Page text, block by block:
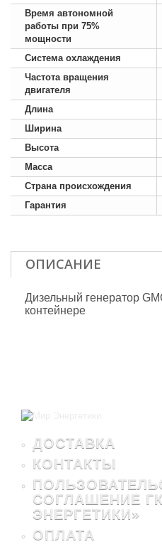
Время автономной
работы при 75%
мощности
Система охлаждения
Частота вращения
двигателя
Длина
Ширина
Высота
Масса
Страна происхождения
Гарантия
ОПИСАНИЕ
Дизельный генератор
контейнере
ДОСТАВКА
КОНТАКТЫ
СОГЛАШЕНИЕ
ЭНЕРГЕТИКИ»
ОПЛАТА